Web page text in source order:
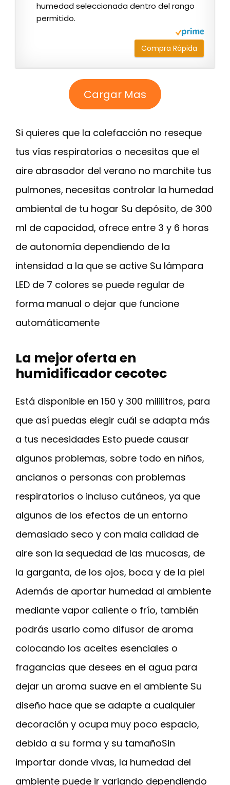
humedad seleccionada dentro del rango
permitido.
Compra Rápida
Cargar Mas
Si quieres que la calefacción no reseque
tus vías respiratorias o necesitas que el
aire abrasador del verano no marchite tus
pulmones, necesitas controlar la humedad
ambiental de tu hogar Su depósito, de 300
ml de capacidad, ofrece entre 3 y 6 horas
de autonomía dependiendo de la
intensidad a la que se active Su lámpara
LED de 7 colores se puede regular de
forma manual o dejar que funcione
automáticamente
La mejor oferta en
humidificador cecotec
Está disponible en 150 y 300 mililitros, para
que así puedas elegir cuál se adapta más
a tus necesidades Esto puede causar
algunos problemas, sobre todo en niños,
ancianos o personas con problemas
respiratorios o incluso cutáneos, ya que
algunos de los efectos de un entorno
demasiado seco y con mala calidad de
aire son la sequedad de las mucosas, de
la garganta, de los ojos, boca y de la piel
Además de aportar humedad al ambiente
mediante vapor caliente o frío, también
podrás usarlo como difusor de aroma
colocando los aceites esenciales o
fragancias que desees en el agua para
dejar un aroma suave en el ambiente Su
diseño hace que se adapte a cualquier
decoración y ocupa muy poco espacio,
debido a su forma y su tamañoSin
importar donde vivas, la humedad del
ambiente puede ir variando dependiendo